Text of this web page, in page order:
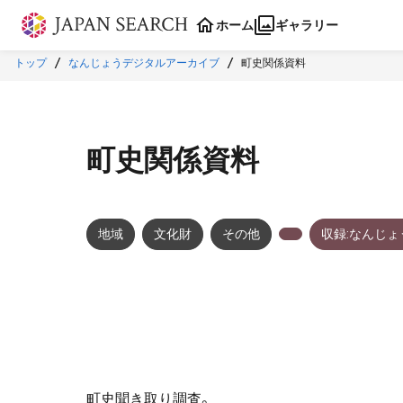
本文に飛ぶ
ホーム ギャラリー
トップ なんじょうデジタルアーカイブ 町史関係資料
町史関係資料
地域 文化財 その他 収録:なんじ
町史聞き取り調査。